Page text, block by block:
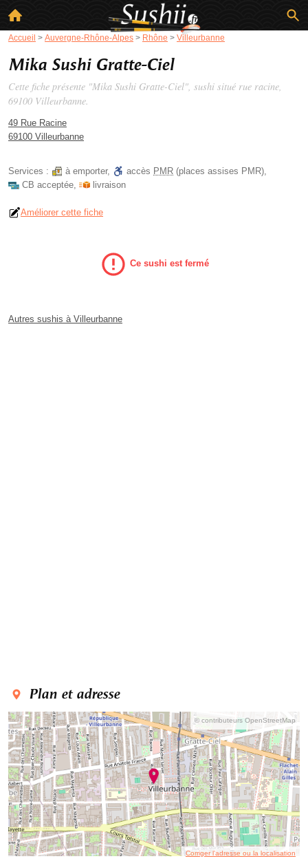
Accueil > Auvergne-Rhône-Alpes > Rhône > Villeurbanne
Mika Sushi Gratte-Ciel
Cette fiche présente "Mika Sushi Gratte-Ciel", sushi situé rue racine,
69100 Villeurbanne.
49 Rue Racine
69100 Villeurbanne
Services : à emporter, accès PMR (places assises PMR),
CB acceptée, livraison
Améliorer cette fiche
Ce sushi est fermé
Autres sushis à Villeurbanne
Plan et adresse
© contributeurs OpenStreetMap
Corriger l’adresse ou la localisation